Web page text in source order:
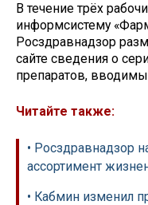
В течение трёх
информсистему
Росздравнадзор
сайте сведения о
препаратов,
Читайте также:
• Росздравнадзор
ассортимент
• Кабмин изменил